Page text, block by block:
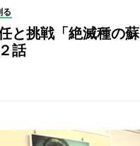
る
と挑戦「絶滅種の蘇
話